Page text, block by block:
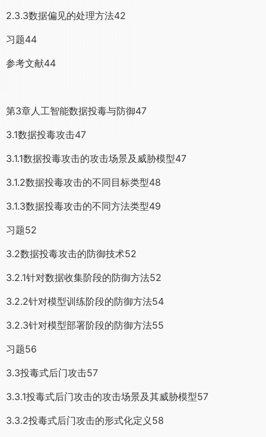
2.3.3数据偏见的处理方法42
习题44
参考文献44
第3章人工智能数据投毒与防御47
3.1数据投毒攻击47
3.1.1数据投毒攻击的攻击场景及威胁模型47
3.1.2数据投毒攻击的不同目标类型48
3.1.3数据投毒攻击的不同方法类型49
习题52
3.2数据投毒攻击的防御技术52
3.2.1针对数据收集阶段的防御方法52
3.2.2针对模型训练阶段的防御方法54
3.2.3针对模型部署阶段的防御方法55
习题56
3.3投毒式后门攻击57
3.3.1投毒式后门攻击的攻击场景及其威胁模型57
3.3.2投毒式后门攻击的形式化定义58